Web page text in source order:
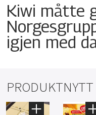
Kiwi måtte
igjen med
PRODUKTNYTT